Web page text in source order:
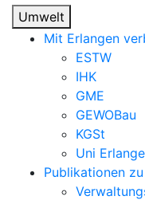
Umwelt
Mit Erlangen
ESTW
IHK
GME
GEWOBau
KGSt
Uni
Publikationen